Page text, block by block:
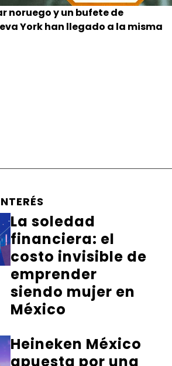
noruego y un bufete de
York han llegado a la misma
La soledad
financiera: el
costo invisible de
emprender
siendo mujer en
México
Heineken México
apuesta por una